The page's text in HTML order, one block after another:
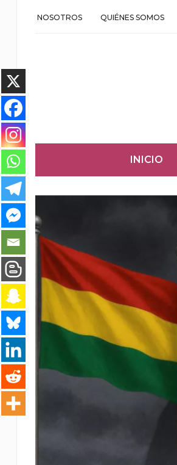
NOSOTROS QUIÉNES SOMOS
INICIO